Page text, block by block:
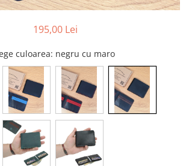
195,00 Lei
culoarea: negru cu maro